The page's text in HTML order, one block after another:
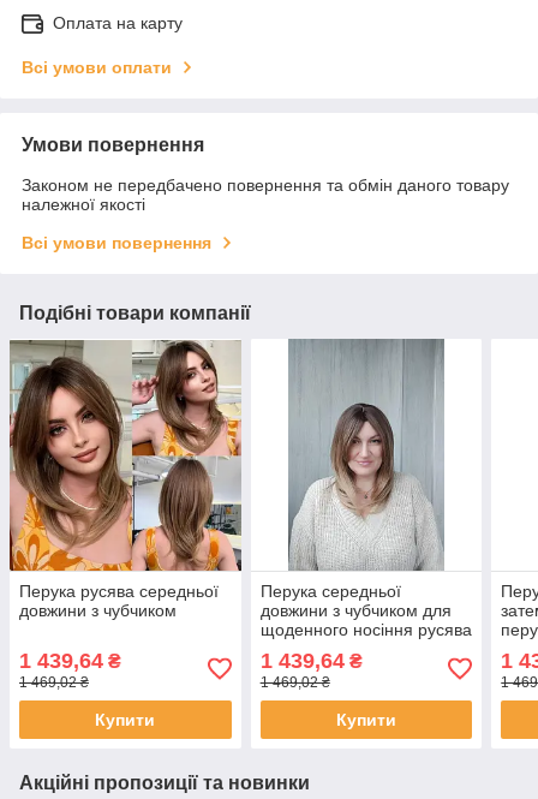
Оплата на карту
Всі умови оплати
Умови повернення
Законом не передбачено повернення та обмін даного товару
належної якості
Всі умови повернення
Подібні товари компанії
Перука русява середньої
довжини з чубчиком
1 439,64 ₴
1 469,02 ₴
Купити
Перука середньої
довжини з чубчиком для
щоденного носіння русява
1 439,64₴
1 469,02 ₴
Купити
1
1
Акційні пропозиції та новинки